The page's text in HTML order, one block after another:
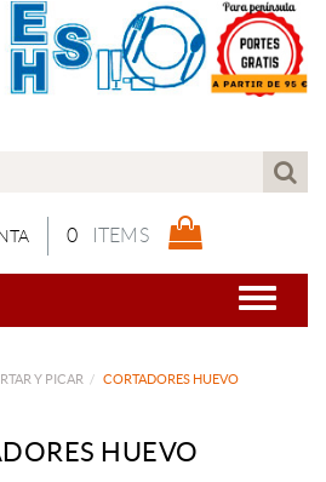
0 ITEMS
Y PICAR CORTADORES HUEVO
HUEVO